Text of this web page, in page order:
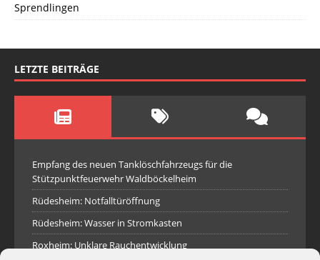
Sprendlingen
LETZTE BEITRÄGE
Empfang des neuen Tanklöschfahrzeugs für die
Stützpunktfeuerwehr Waldböckelheim
Rüdesheim: Notfalltüröffnung
Rüdesheim: Wasser in Stromkasten
Roxheim: Unklare Rauchentwicklung